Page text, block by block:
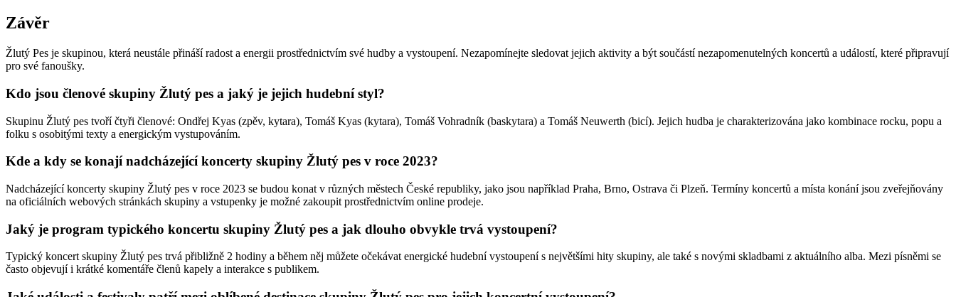
Závěr
Žlutý Pes je skupinou, která neustále přináší radost a energii prostřednictvím své hudby a vystoupení. Nezapomínejte sledovat jejich aktivity a být součástí nezapomenutelných koncertů a událostí, které připravují
pro své fanoušky.
Kdo jsou členové skupiny Žlutý pes a jaký je jejich hudební styl?
Skupinu Žlutý pes tvoří čtyři členové: Ondřej Kyas (zpěv, kytara), Tomáš Kyas (kytara), Tomáš Vohradník (baskytara) a Tomáš Neuwerth (bicí). Jejich hudba je charakterizována jako kombinace rocku, popu a
folku s osobitými texty a energickým vystupováním.
Kde a kdy se konají nadcházející koncerty skupiny Žlutý pes v roce 2023?
Nadcházející koncerty skupiny Žlutý pes v roce 2023 se budou konat v různých městech České republiky, jako jsou například Praha, Brno, Ostrava či Plzeň. Termíny koncertů a místa konání jsou zveřejňovány
na oficiálních webových stránkách skupiny a vstupenky je možné zakoupit prostřednictvím online prodeje.
Jaký je program typického koncertu skupiny Žlutý pes a jak dlouho obvykle trvá vystoupení?
Typický koncert skupiny Žlutý pes trvá přibližně 2 hodiny a během něj můžete očekávat energické hudební vystoupení s největšími hity skupiny, ale také s novými skladbami z aktuálního alba. Mezi písněmi se
často objevují i krátké komentáře členů kapely a interakce s publikem.